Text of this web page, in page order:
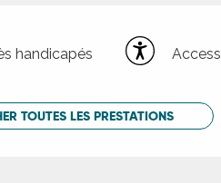
handicapés
TOUTES LES PRESTATIONS